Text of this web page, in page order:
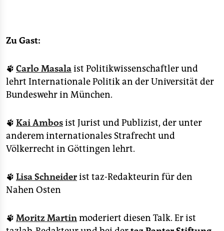
Zu Gast:
🐾 Carlo Masalaist Politikwissenschaftler und
lehrt Internationale Politik an der Universität der
Bundeswehr in München.
🐾 Kai Ambosist Jurist und Publizist, der unter
anderem internationales Strafrecht und
Völkerrecht in Göttingen lehrt.
🐾 Lisa Schneiderist taz-Redakteurin für den
Nahen Osten
🐾 Moritz Martinmoderiert diesen Talk. Er ist